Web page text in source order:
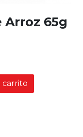
65g
carrito